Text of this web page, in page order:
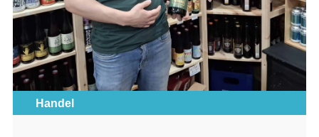
Handel